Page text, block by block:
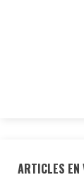
ARTICLES EN